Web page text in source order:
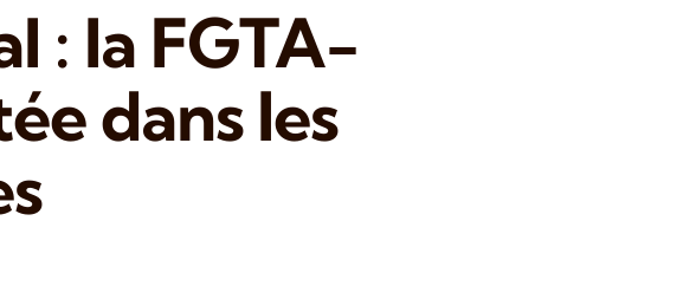
: la FGTA-
dans les